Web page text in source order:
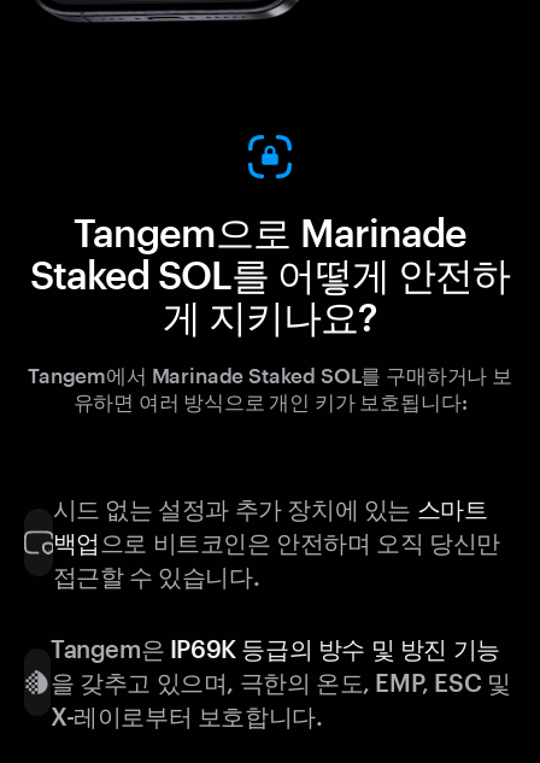
Tangem으로 Marinade
Staked SOL를 어떻게 안전하
게 지키나요?
Tangem에서 Marinade Staked SOL를 구매하거나 보
유하면 여러 방식으로 개인 키가 보호됩니다:
시드 없는 설정과 추가 장치에 있는 스마트
백업 으로 비트코인은 안전하며 오직 당신만
접근할 수 있습니다.
Tangem은 IP69K 등급의 방수 및 방진 기능
을 갖추고 있으며, 극한의 온도, EMP, ESC 및
X-레이로부터 보호합니다.